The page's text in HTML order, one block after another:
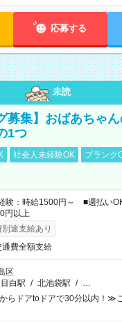
応募する
未読
募集】おばあちゃ
1つ
社会人未経験OK
ブランク
験：時給1500円～ ■週払い
円以上
途支給あり
通費全額支給
区
目白駅 / 北池袋駅 / …
らドアtoドアで30分以内！≫